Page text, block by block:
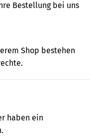
Bestellung bei uns
Shop bestehen
haben ein